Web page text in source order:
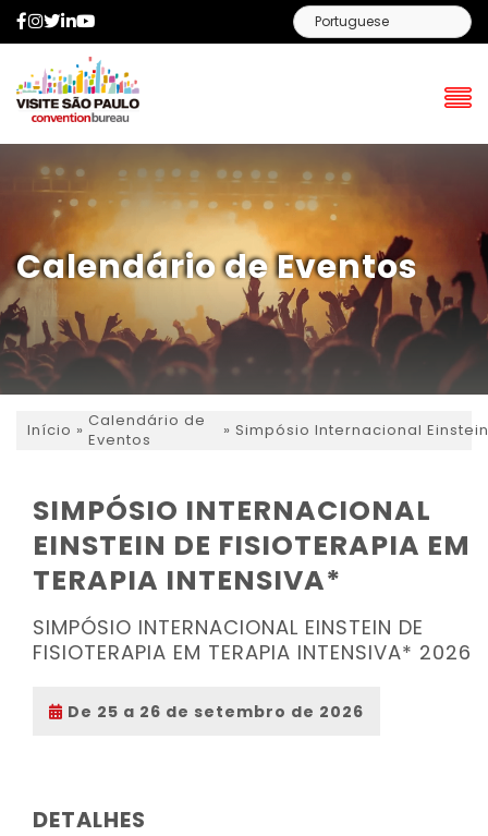
Facebook
Instagram
Twitter
LinkedIn
Calendário de Eventos
Início » Calendário de
Eventos
» Simpósio Internacional
SIMPÓSIO INTERNACIONAL
EINSTEIN DE FISIOTERAPIA EM
TERAPIA INTENSIVA*
SIMPÓSIO INTERNACIONAL EINSTEIN DE
FISIOTERAPIA EM TERAPIA INTENSIVA* 2026
De 25 a 26 de setembro de 2026
DETALHES